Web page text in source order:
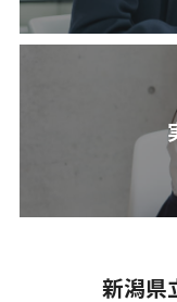
新潟県